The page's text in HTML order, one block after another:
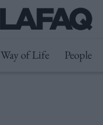
Way of Life People